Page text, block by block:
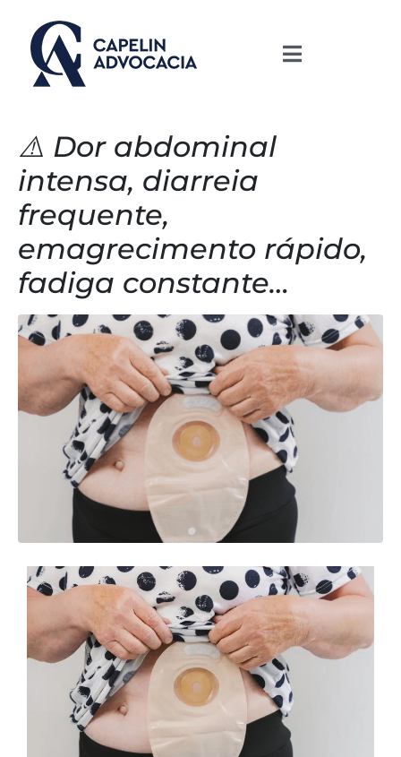
⚠️ Dor abdominal
intensa, diarreia
frequente,
emagrecimento rápido,
fadiga constante…